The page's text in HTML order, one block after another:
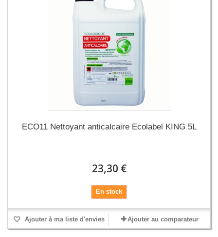
ECO11 Nettoyant anticalcaire Ecolabel KING 5L
23,30 €
En stock
Ajouter à ma liste d'envies Ajouter au comparateur